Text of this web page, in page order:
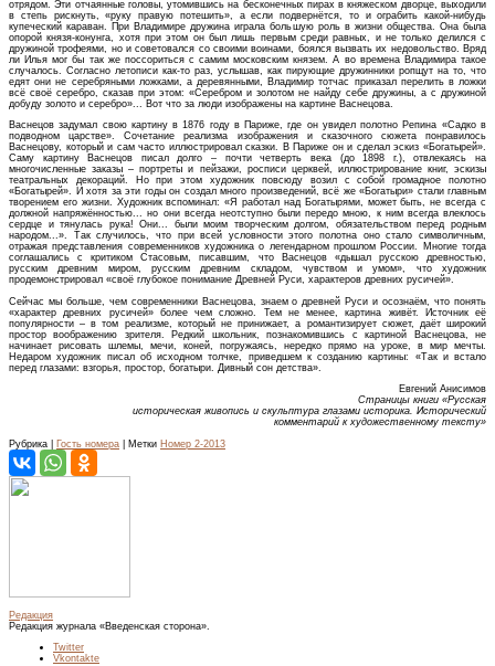
отрядом. Эти отчаянные головы, утомившись на бесконечных пирах в княжеском дворце, выходили
в степь рискнуть, «руку правую потешить», а если подвернётся, то и ограбить какой-нибудь
купеческий караван. При Владимире дружина играла большую роль в жизни общества. Она была
опорой князя-конунга, хотя при этом он был лишь первым среди равных, и не только делился с
дружиной трофеями, но и советовался со своими воинами, боялся вызвать их недовольство. Вряд
ли Илья мог бы так же поссориться с самим московским князем. А во времена Владимира такое
случалось. Согласно летописи как-то раз, услышав, как пирующие дружинники ропщут на то, что
едят они не серебряными ложками, а деревянными, Владимир тотчас приказал перелить в ложки
всё своё серебро, сказав при этом: «Серебром и золотом не найду себе дружины, а с дружиной
добуду золото и серебро»... Вот что за люди изображены на картине Васнецова.
Васнецов задумал свою картину в 1876 году в Париже, где он увидел полотно Репина «Садко в
подводном царстве». Сочетание реализма изображения и сказочного сюжета понравилось
Васнецову, который и сам часто иллюстрировал сказки. В Париже он и сделал эскиз «Богатырей».
Саму картину Васнецов писал долго – почти четверть века (до 1898 г.), отвлекаясь на
многочисленные заказы – портреты и пейзажи, росписи церквей, иллюстрирование книг, эскизы
театральных декораций. Но при этом художник повсюду возил с собой громадное полотно
«Богатырей». И хотя за эти годы он создал много произведений, всё же «Богатыри» стали главным
творением его жизни. Художник вспоминал: «Я работал над Богатырями, может быть, не всегда с
должной напряжённостью... но они всегда неотступно были передо мною, к ним всегда влеклось
сердце и тянулась рука! Они... были моим творческим долгом, обязательством перед родным
народом...». Так случилось, что при всей условности этого полотна оно стало символичным,
отражая представления современников художника о легендарном прошлом России. Многие тогда
соглашались с критиком Стасовым, писавшим, что Васнецов «дышал русскою древностью,
русским древним миром, русским древним складом, чувством и умом», что художник
продемонстрировал «своё глубокое понимание Древней Руси, характеров древних русичей».
Сейчас мы больше, чем современники Васнецова, знаем о древней Руси и осознаём, что понять
«характер древних русичей» более чем сложно. Тем не менее, картина живёт. Источник её
популярности – в том реализме, который не принижает, а романтизирует сюжет, даёт широкий
простор воображению зрителя. Редкий школьник, познакомившись с картиной Васнецова, не
начинает рисовать шлемы, мечи, коней, погружаясь, нередко прямо на уроке, в мир мечты.
Недаром художник писал об исходном толчке, приведшем к созданию картины: «Так и встало
перед глазами: взгорья, простор, богатыри. Дивный сон детства».
Евгений Анисимов
Страницы книги «Русская
историческая живопись и скульптура глазами историка. Исторический
комментарий к художественному тексту»
Рубрика | Гость номера | Метки Номер 2-2013
Редакция
Редакция журнала «Введенская сторона».
Twitter
Vkontakte